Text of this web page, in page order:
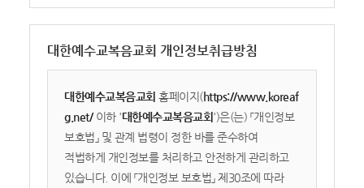
서비스를 통해 공지합니다. 이용자가 변경된 약관의
효력 발생일 이후에도 서비스를 계속 이용할 경우,
약관의 변경 사항에 동의한 것으로 간주합니다.
제 3 조 (용어의 정의)
1. 이용자: 본 약관에 따라 교회가 제공하는 서비스를
이용하는 회원 및 비회원을 말합니다.
대한예수교복음교회 개인정보취급방침
대한예수교복음교회 홈페이지(https://www.koreaf
g.net/이하 '대한예수교복음교회 ')은(는) 「개인정보
보호법」 및 관계 법령이 정한 바를 준수하여
적법하게 개인정보를 처리하고 안전하게 관리하고
있습니다. 이에 「개인정보 보호법」 제30조에 따라